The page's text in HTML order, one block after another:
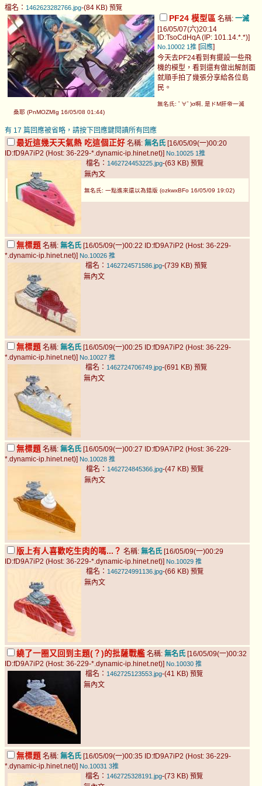
檔名： 1462623282766.jpg-(84 KB) 預覽
PF24 模型區 名稱: 一滅
[16/05/07(六)20:14
ID:TsoCdHqA (IP: 101.14.*.*)]
No.10002 1推 [回應]
今天去PF24看到有擺設一些飛
機的模型，看到還有做出解剖面
就順手拍了幾張分享給各位島
民。
無名氏: ﾟ∀ﾟ)σ啊, 是ドM肝帝一滅
桑耶 (PnMOZMIg 16/05/08 01:44)
有 17 篇回應被省略，請按下回應鍵閱讀所有回應
最近這幾天天氣熱 吃這個正好 名稱: 無名氏 [16/05/09(一)00:20
ID:fD9A7iP2 (Host: 36-229-*.dynamic-ip.hinet.net)] No.10025 1推
檔名： 1462724453225.jpg-(63 KB) 預覽
無內文
無名氏: 一點進來還以為錯版 (ozkwxBFo 16/05/09 19:02)
無標題 名稱: 無名氏 [16/05/09(一)00:22 ID:fD9A7iP2 (Host: 36-229-
*.dynamic-ip.hinet.net)] No.10026 推
檔名： 1462724571586.jpg-(739 KB) 預覽
無內文
無標題 名稱: 無名氏 [16/05/09(一)00:25 ID:fD9A7iP2 (Host: 36-229-
*.dynamic-ip.hinet.net)] No.10027 推
檔名： 1462724706749.jpg-(691 KB) 預覽
無內文
無標題 名稱: 無名氏 [16/05/09(一)00:27 ID:fD9A7iP2 (Host: 36-229-
*.dynamic-ip.hinet.net)] No.10028 推
檔名： 1462724845366.jpg-(47 KB) 預覽
無內文
版上有人喜歡吃生肉的嗎...？ 名稱: 無名氏 [16/05/09(一)00:29
ID:fD9A7iP2 (Host: 36-229-*.dynamic-ip.hinet.net)] No.10029 推
檔名： 1462724991136.jpg-(66 KB) 預覽
無內文
繞了一圈又回到主題(？)的批薩戰艦 名稱: 無名氏 [16/05/09(一)00:32
ID:fD9A7iP2 (Host: 36-229-*.dynamic-ip.hinet.net)] No.10030 推
檔名： 1462725123553.jpg-(41 KB) 預覽
無內文
無標題 名稱: 無名氏 [16/05/09(一)00:35 ID:fD9A7iP2 (Host: 36-229-
*.dynamic-ip.hinet.net)] No.10031 3推
檔名： 1462725328191.jpg-(73 KB) 預覽